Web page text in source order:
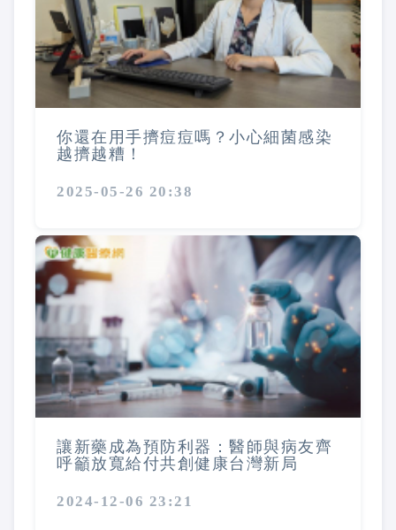
你還在用手擠痘痘嗎？小心細菌感染
越擠越糟！
2025-05-26 20:38
讓新藥成為預防利器：醫師與病友齊
呼籲放寬給付共創健康台灣新局
2024-12-06 23:21